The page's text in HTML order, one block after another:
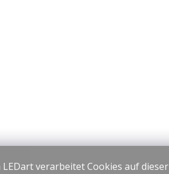
verarbeitet Cookies auf dieser